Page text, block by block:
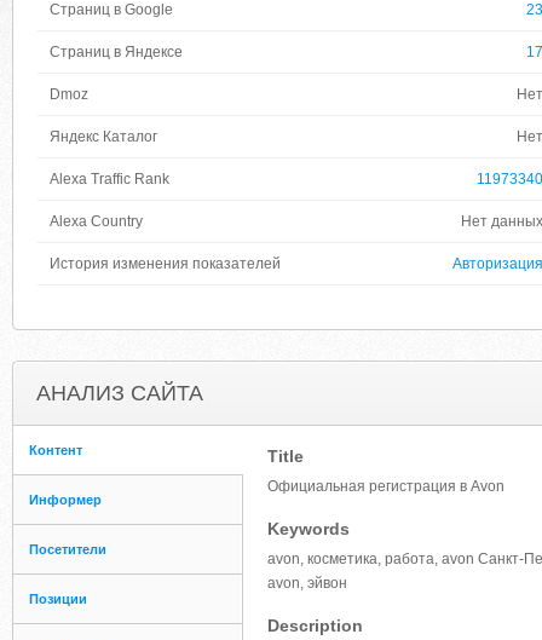
Страниц в Google 23
Страниц в Яндексе 17
Dmoz Нет
Яндекс Каталог Нет
Alexa Traffic Rank 11973340
Alexa Country Нет данных
История изменения показателей Авторизация
АНАЛИЗ САЙТА
Контент
Информер
Посетители
Позиции
Title
Официальная регистрация в Avon
Keywords
avon, косметика, работа, avon Санкт-
avon, эйвон
Description